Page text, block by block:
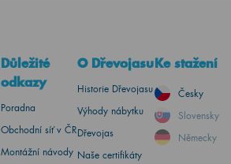
Důležité
odkazy
Poradna
Obchodní síť v ČR
Montážní návody
O Dřevojasu
Historie Dřevojasu
Výhody nábytku
Dřevojas
Naše certifikáty
Ke stažení
Česky
Slovensky
Německy